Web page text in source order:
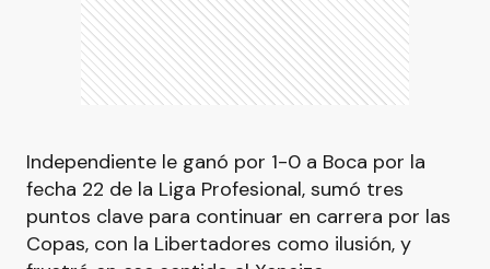
Independiente le ganó por 1-0 a Boca por la
fecha 22 de la Liga Profesional, sumó tres
puntos clave para continuar en carrera por las
Copas, con la Libertadores como ilusión, y